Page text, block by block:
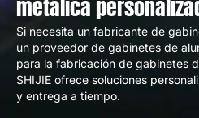
Comience su
metálica
Si necesita un fabricante de
un proveedor de gabinetes de
para la fabricación de gabinetes